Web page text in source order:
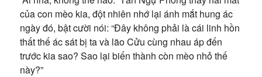
của con mèo kia, đột nhiên nhớ lại ánh mắt hung ác
ngày đó, bật cười nói: “Đây không phải là cái linh hồn
thất thế ác sát bị ta và lão Cửu cùng nhau áp đến
trước kia sao? Sao lại biến thành còn mèo nhỏ thế
này?”